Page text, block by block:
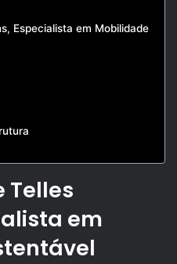
Especialista em Mobilidade
Telles
em